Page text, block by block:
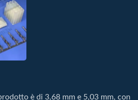
è di 3,68 mm e 5,03 mm, con